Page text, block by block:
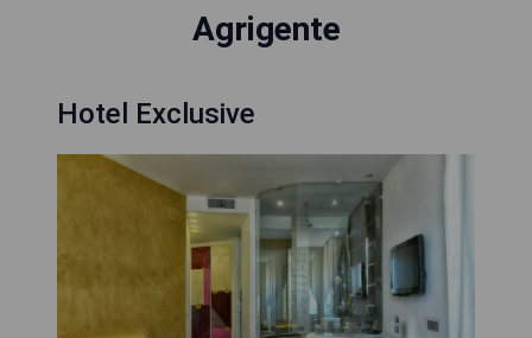
Agrigente
Hotel Exclusive